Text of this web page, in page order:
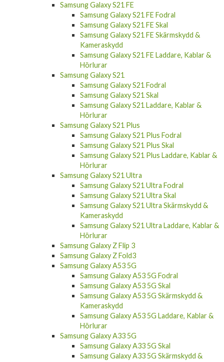
Samsung Galaxy S21 FE
Samsung Galaxy S21 FE Fodral
Samsung Galaxy S21 FE Skal
Samsung Galaxy S21 FE Skärmskydd &
Kameraskydd
Samsung Galaxy S21 FE Laddare, Kablar &
Hörlurar
Samsung Galaxy S21
Samsung Galaxy S21 Fodral
Samsung Galaxy S21 Skal
Samsung Galaxy S21 Laddare, Kablar &
Hörlurar
Samsung Galaxy S21 Plus
Samsung Galaxy S21 Plus Fodral
Samsung Galaxy S21 Plus Skal
Samsung Galaxy S21 Plus Laddare, Kablar &
Hörlurar
Samsung Galaxy S21 Ultra
Samsung Galaxy S21 Ultra Fodral
Samsung Galaxy S21 Ultra Skal
Samsung Galaxy S21 Ultra Skärmskydd &
Kameraskydd
Samsung Galaxy S21 Ultra Laddare, Kablar &
Hörlurar
Samsung Galaxy Z Flip 3
Samsung Galaxy Z Fold3
Samsung Galaxy A53 5G
Samsung Galaxy A53 5G Fodral
Samsung Galaxy A53 5G Skal
Samsung Galaxy A53 5G Skärmskydd &
Kameraskydd
Samsung Galaxy A53 5G Laddare, Kablar &
Hörlurar
Samsung Galaxy A33 5G
Samsung Galaxy A33 5G Skal
Samsung Galaxy A33 5G Skärmskydd &